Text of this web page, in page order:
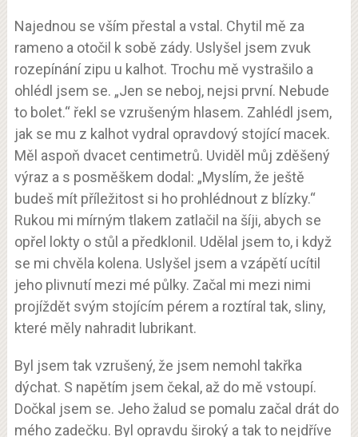
Najednou se vším přestal a vstal. Chytil mě za
rameno a otočil k sobě zády. Uslyšel jsem zvuk
rozepínání zipu u kalhot. Trochu mě vystrašilo a
ohlédl jsem se. „Jen se neboj, nejsi první. Nebude
to bolet.“ řekl se vzrušeným hlasem. Zahlédl jsem,
jak se mu z kalhot vydral opravdový stojící macek.
Měl aspoň dvacet centimetrů. Uviděl můj zděšený
výraz a s posměškem dodal: „Myslím, že ještě
budeš mít příležitost si ho prohlédnout z blízky.“
Rukou mi mírným tlakem zatlačil na šíji, abych se
opřel lokty o stůl a předklonil. Udělal jsem to, i když
se mi chvěla kolena. Uslyšel jsem a vzápětí ucítil
jeho plivnutí mezi mé půlky. Začal mi mezi nimi
projíždět svým stojícím pérem a roztíral tak, sliny,
které měly nahradit lubrikant.
Byl jsem tak vzrušený, že jsem nemohl takřka
dýchat. S napětím jsem čekal, až do mě vstoupí.
Dočkal jsem se. Jeho žalud se pomalu začal drát do
mého zadečku. Byl opravdu široký a tak to nejdříve